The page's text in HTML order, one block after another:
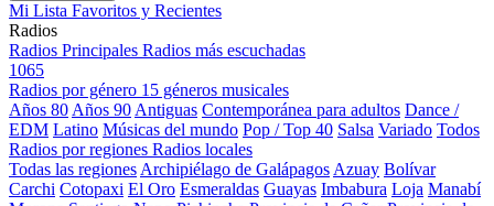
Mi Lista Favoritos y Recientes
Radios
Radios Principales Radios más escuchadas
1065
Radios por género 15 géneros musicales
Años 80 Años 90 Antiguas Contemporánea para adultos Dance /
EDM Latino Músicas del mundo Pop / Top 40 Salsa Variado Todos
Radios por regiones Radios locales
Todas las regiones Archipiélago de Galápagos Azuay Bolívar
Carchi Cotopaxi El Oro Esmeraldas Guayas Imbabura Loja Manabí